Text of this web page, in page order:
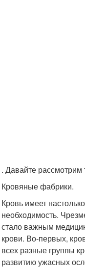
. Давайте рассмотрим
Кровяные фабрики.
Кровь имеет
необходимость.
стало важным
крови. Во-первых,
всех разные группы
развитию ужасных